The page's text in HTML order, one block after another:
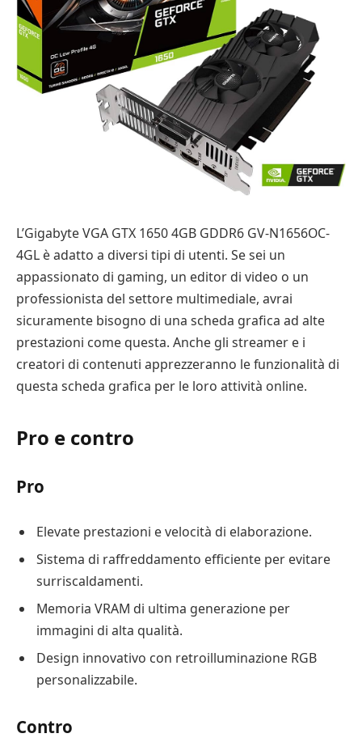
L’Gigabyte VGA GTX 1650 4GB GDDR6 GV-N1656OC-
4GL è adatto a diversi tipi di utenti. Se sei un
appassionato di gaming, un editor di video o un
professionista del settore multimediale, avrai
sicuramente bisogno di una scheda grafica ad alte
prestazioni come questa. Anche gli streamer e i
creatori di contenuti apprezzeranno le funzionalità di
questa scheda grafica per le loro attività online.
Pro e contro
Pro
Elevate prestazioni e velocità di elaborazione.
Sistema di raffreddamento efficiente per evitare
surriscaldamenti.
Memoria VRAM di ultima generazione per
immagini di alta qualità.
Design innovativo con retroilluminazione RGB
personalizzabile.
Contro